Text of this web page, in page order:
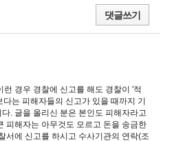
댓글쓰기
경우 경찰에 신고를 해도 경찰이 '적
는 피해자들의 신고가 있을 때까지 기
. 글을 올리신 분은 본인도 피해자라고
피해자는 아무것도 모르고 돈을 송금한
서에 신고를 하시고 수사기관의 연락(조